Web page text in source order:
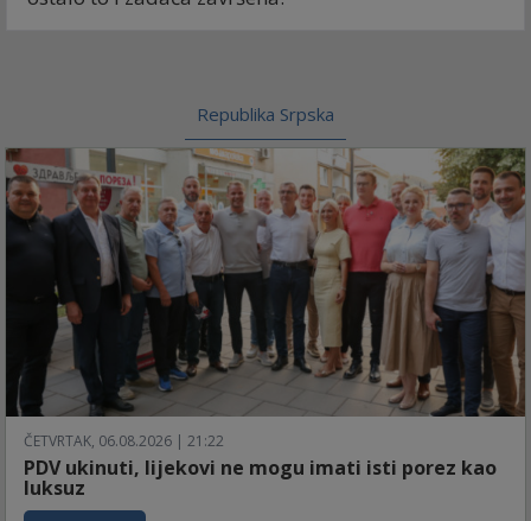
Republika Srpska
ČETVRTAK, 06.08.2026 | 21:22
PDV ukinuti, lijekovi ne mogu imati isti porez kao
luksuz